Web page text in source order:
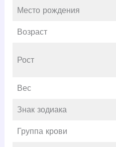
Место рождения
Возраст
Рост
Вес
Знак зодиака
Группа крови